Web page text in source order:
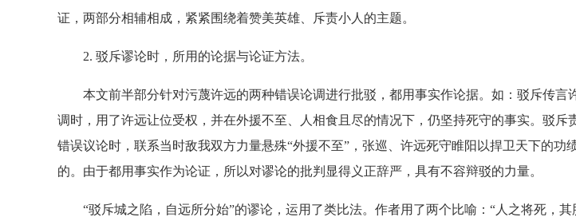
证，两部分相辅相成，紧紧围绕着赞美英雄、斥责小人的主题。
2. 驳斥谬论时，所用的论据与论证方法。
本文前半部分针对污蔑许远的两种错误论调进行批驳，都用事实作论据。如：驳斥传言
调时，用了许远让位受权，并在外援不至、人相食且尽的情况下，仍坚持死守的事实。驳斥
错误议论时，联系当时敌我双方力量悬殊“外援不至”，张巡、许远死守睢阳以捍卫天下的功
的。由于都用事实作为论证，所以对谬论的批判显得义正辞严，具有不容辩驳的力量。
“驳斥城之陷，自远所分始”的谬论，运用了类比法。作者用了两个比喻：“人之将死，其